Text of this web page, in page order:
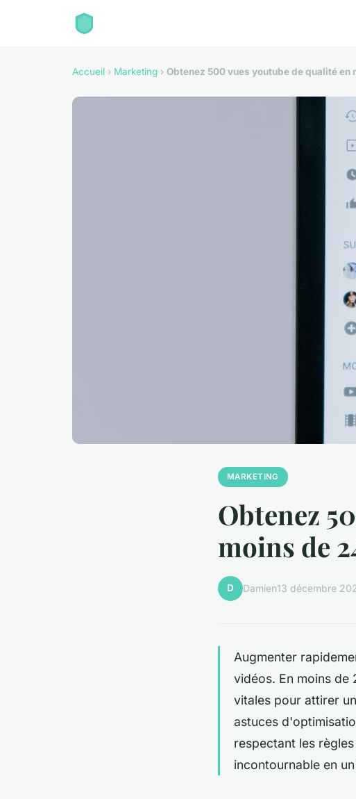
Accueil › Marketing › Obtenez 500 vues youtube de qualité en
MARKETING
Obtenez
moins de
D Damien13 décembre
Augmenter
vidéos. En moins de
vitales pour attirer
astuces
respectant les
incontournable en